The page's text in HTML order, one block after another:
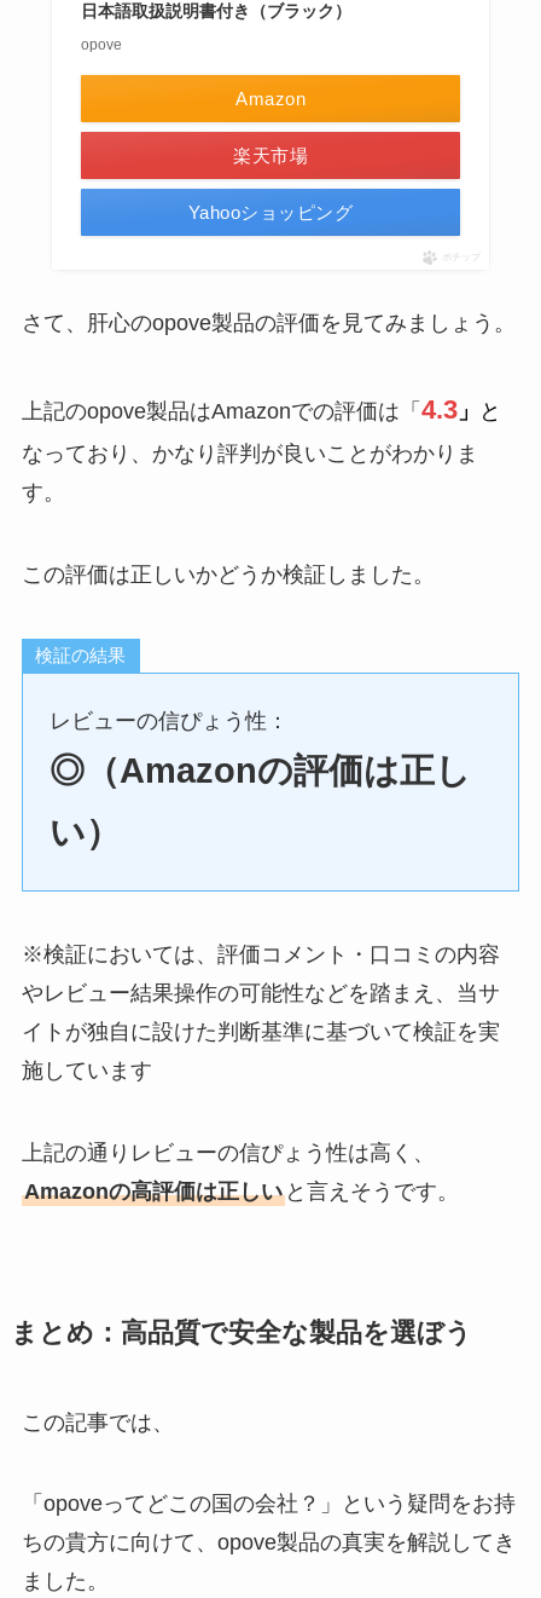
日本語取扱説明書付き（ブラック）
opove
Amazon
楽天市場
Yahooショッピング
ポチップ
さて、肝心のopove製品の評価を見てみましょう。
上記のopove製品はAmazonでの評価は「 4.3」
と
なっており、かなり評判が良いことがわかりま
す。
この評価は正しいかどうか検証しました。
検証の結果
レビューの信ぴょう性：
◎（Amazonの評価は正し
い）
※検証においては、評価コメント・口コミの内容
やレビュー結果操作の可能性などを踏まえ、当サ
イトが独自に設けた判断基準に基づいて検証を実
施しています
上記の通りレビューの信ぴょう性は高く、
Amazonの高評価は正しいと言えそうです。
まとめ：高品質で安全な製品を選ぼう
この記事では、
「opoveってどこの国の会社？」という疑問をお持
ちの貴方に向けて、opove製品の真実を解説してき
ました。